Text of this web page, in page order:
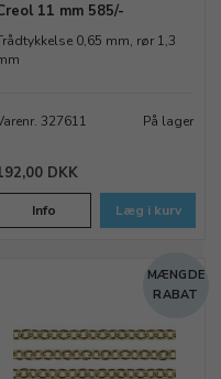
11 mm 585/-
0,65 mm, rør 1,3
327611 På lager
DKK
Info Læg i kurv
MÆNGDE
RABAT